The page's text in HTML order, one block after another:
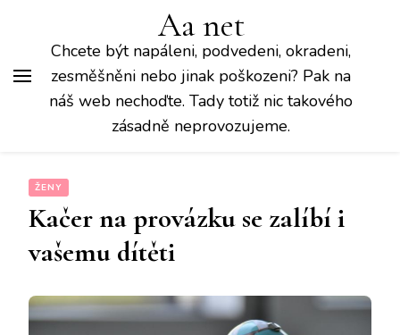
Aa net
Chcete být napáleni, podvedeni, okradeni,
zesměšněni nebo jinak poškozeni? Pak na
náš web nechoďte. Tady totiž nic takového
zásadně neprovozujeme.
ŽENY
Kačer na provázku se zalíbí i
vašemu dítěti